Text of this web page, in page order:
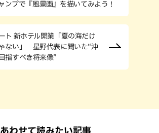
ンプで『風景画』を描いてみよう！
ト 新ホテル開業「夏の海だけ
ない」 星野代表に聞いた“沖
指すべき将来像”
あわせて読みたい記事